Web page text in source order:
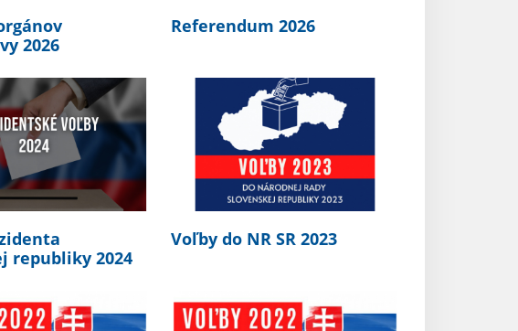
2026
Referendum 2026
republiky 2024
Voľby do NR SR 2023